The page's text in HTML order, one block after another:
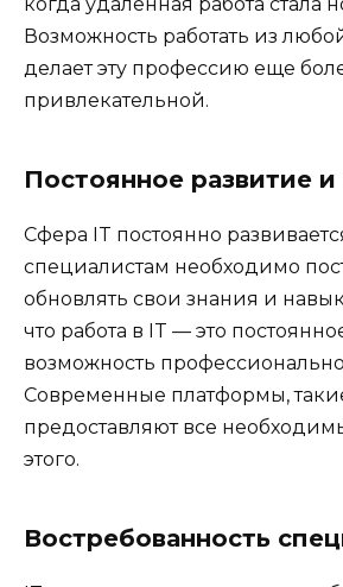
Возможность работать из
делает эту профессию еще
привлекательной.
Постоянное развитие
Сфера IT постоянно
специалистам необходимо
обновлять свои знания и
что работа в IT — это
возможность
Современные платформы,
предоставляют все
этого.
Востребованность